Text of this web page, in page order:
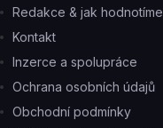
Redakce & jak hodnotíme
Kontakt
Inzerce a spolupráce
Ochrana osobních údajů
Obchodní podmínky